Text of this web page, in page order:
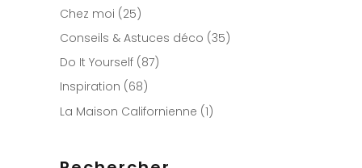
Chez moi (25)
Conseils & Astuces déco (35)
Do It Yourself (87)
Inspiration (68)
La Maison Californienne (1)